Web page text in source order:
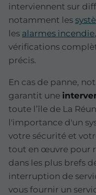
interviennent sur
notamment les
les alarmes incendie
vérifications
précis.
En cas de panne,
garantit une
toute l’île de La
l'importance d'un
votre sécurité et
tout en œuvre pour
dans les plus brefs
interruption de
vous fournir un